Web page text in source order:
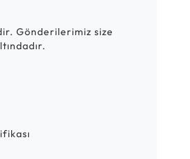
Gönderilerimiz size